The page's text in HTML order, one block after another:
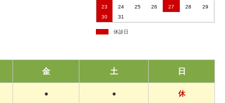
23
24 25 26 27 28
29
30
31
休診日
金 土 日
● ● 休